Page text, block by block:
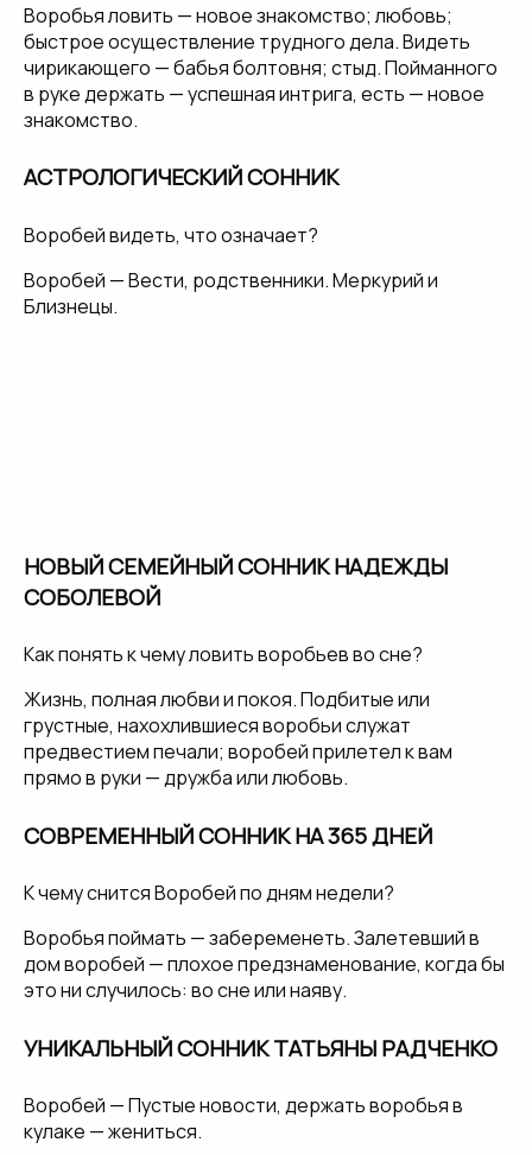
Воробья ловить — новое знакомство; любовь;
быстрое осуществление трудного дела. Видеть
чирикающего — бабья болтовня; стыд. Пойманного
в руке держать — успешная интрига, есть — новое
знакомство.
АСТРОЛОГИЧЕСКИЙ СОННИК
Воробей видеть, что означает?
Воробей — Вести, родственники. Меркурий и
Близнецы.
НОВЫЙ СЕМЕЙНЫЙ СОННИК НАДЕЖДЫ
СОБОЛЕВОЙ
Как понять к чему ловить воробьев во сне?
Жизнь, полная любви и покоя. Подбитые или
грустные, нахохлившиеся воробьи служат
предвестием печали; воробей прилетел к вам
прямо в руки — дружба или любовь.
СОВРЕМЕННЫЙ СОННИК НА 365 ДНЕЙ
К чему снится Воробей по дням недели?
Воробья поймать — забеременеть. Залетевший в
дом воробей — плохое предзнаменование, когда бы
это ни случилось: во сне или наяву.
УНИКАЛЬНЫЙ СОННИК ТАТЬЯНЫ РАДЧЕНКО
Воробей — Пустые новости, держать воробья в
кулаке — жениться.